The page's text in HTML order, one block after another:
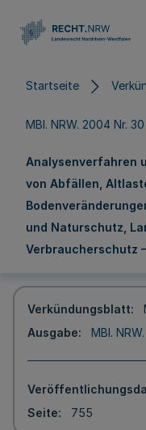
Startseite
MBl. NRW. 2004 Nr.
Analysenverfahren
von Abfällen,
und Naturschutz,
Verbraucherschutz
Verkündungsblatt
Ausgabe
MBl.
Seite
755